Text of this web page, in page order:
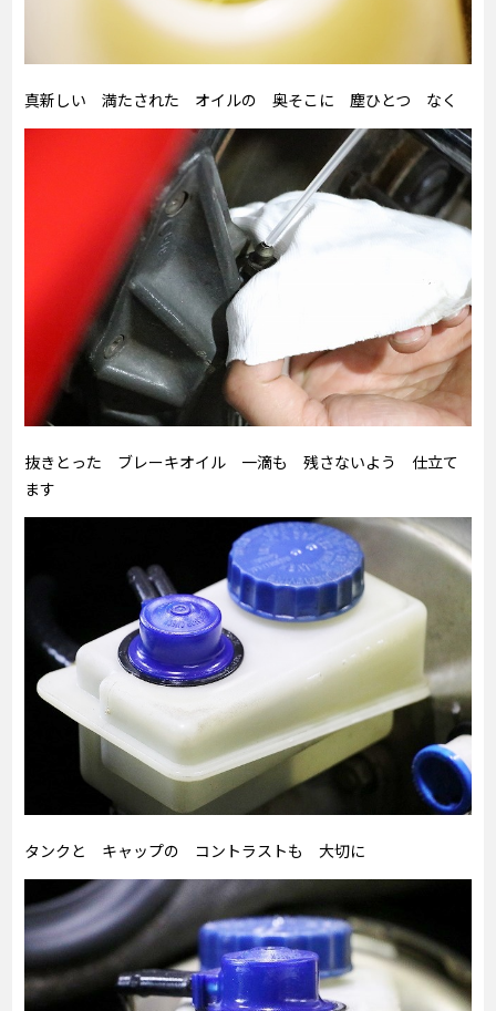
真新しい 満たされた オイルの 奥そこに 塵ひとつ なく
抜きとった ブレーキオイル 一滴も 残さないよう 仕立て
ます
タンクと キャップの コントラストも 大切に